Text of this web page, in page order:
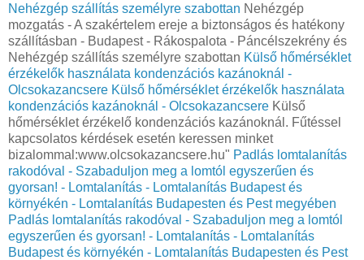
Nehézgép szállítás személyre szabottan Nehézgép
mozgatás - A szakértelem ereje a biztonságos és hatékony
szállításban - Budapest - Rákospalota - Páncélszekrény és
Nehézgép szállítás személyre szabottan Külső hőmérséklet
érzékelők használata kondenzációs kazánoknál -
Olcsokazancsere Külső hőmérséklet érzékelők használata
kondenzációs kazánoknál - Olcsokazancsere Külső
hőmérséklet érzékelő kondenzációs kazánoknál. Fűtéssel
kapcsolatos kérdések esetén keressen minket
bizalommal:www.olcsokazancsere.hu" Padlás lomtalanítás
rakodóval - Szabaduljon meg a lomtól egyszerűen és
gyorsan! - Lomtalanítás - Lomtalanítás Budapest és
környékén - Lomtalanítás Budapesten és Pest megyében
Padlás lomtalanítás rakodóval - Szabaduljon meg a lomtól
egyszerűen és gyorsan! - Lomtalanítás - Lomtalanítás
Budapest és környékén - Lomtalanítás Budapesten és Pest